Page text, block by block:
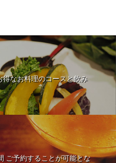
なお料理のコースと飲み
ご予約することが可能とな